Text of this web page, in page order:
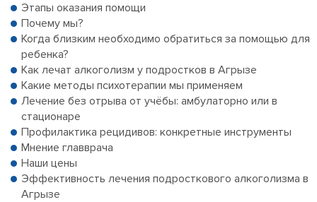
Этапы оказания помощи
Почему мы?
Когда близким необходимо обратиться за помощью для
ребенка?
Как лечат алкоголизм у подростков в Агрызе
Какие методы психотерапии мы применяем
Лечение без отрыва от учёбы: амбулаторно или в
стационаре
Профилактика рецидивов: конкретные инструменты
Мнение главврача
Наши цены
Эффективность лечения подросткового алкоголизма в
Агрызе